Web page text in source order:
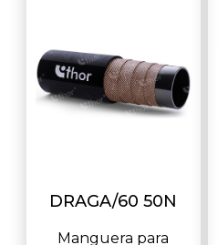
DRAGA/60 50N
Manguera para